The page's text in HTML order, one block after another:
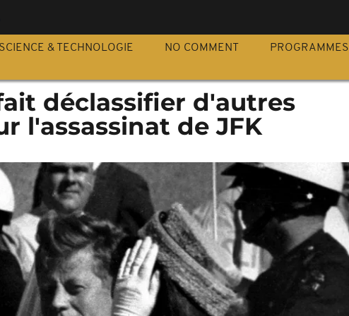
SCIENCE & TECHNOLOGIE NO COMMENT PROGRAMMES
déclassifier d'autres
l'assassinat de JFK